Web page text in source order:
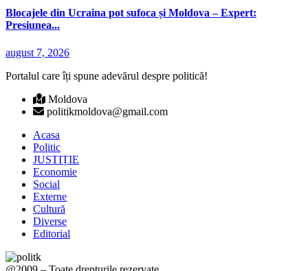
Blocajele din Ucraina pot sufoca și Moldova – Expert:
Presiunea...
august 7, 2026
Portalul care îți spune adevărul despre politică!
Moldova
politikmoldova@gmail.com
Acasa
Politic
JUSTIȚIE
Economie
Social
Externe
Cultură
Diverse
Editorial